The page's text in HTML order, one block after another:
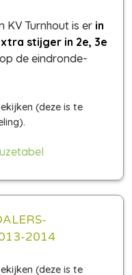
KV Turnhout is er in
stijger in 2e, 3e
de eindronde-
2014